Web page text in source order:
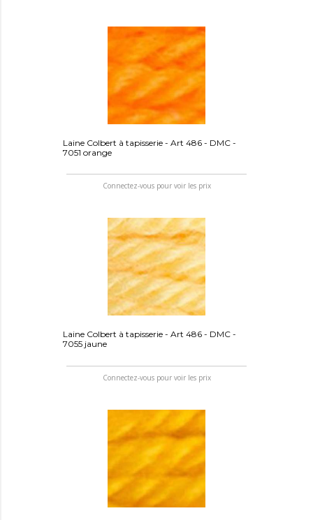
Laine Colbert à tapisserie - Art 486 - DMC -
7051 orange
Connectez-vous pour voir les prix
Laine Colbert à tapisserie - Art 486 - DMC -
7055 jaune
Connectez-vous pour voir les prix